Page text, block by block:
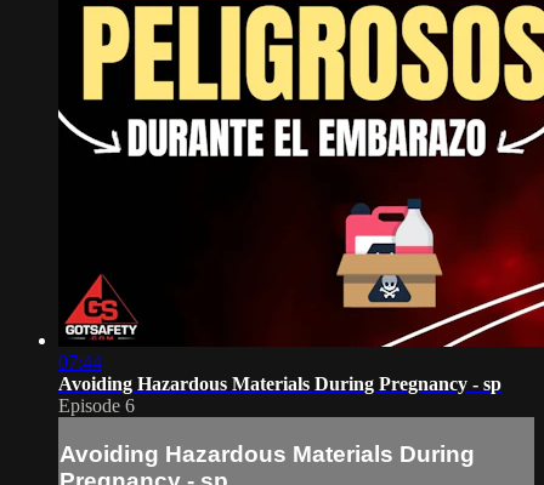
07:44
Avoiding Hazardous Materials During Pregnancy - sp
Episode 6
Avoiding Hazardous Materials During